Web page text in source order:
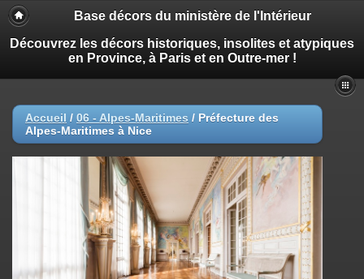
Base décors du ministère de l'Intérieur
Découvrez les décors historiques, insolites et atypiques
en Province, à Paris et en Outre-mer !
Accueil / 06 - Alpes-Maritimes / Préfecture des
Alpes-Maritimes à Nice